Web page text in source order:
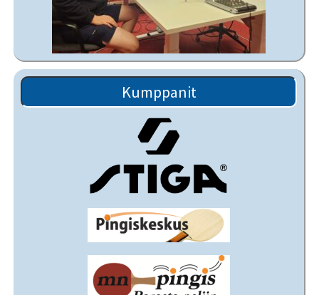
Kumppanit